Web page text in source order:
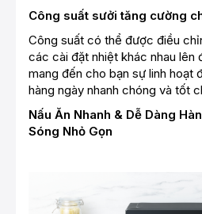
Công suất sưởi tăng cường
Công suất có thể được điều
các cài đặt nhiệt khác nhau lên
mang đến cho bạn sự linh hoạt
hàng ngày nhanh chóng và tốt
Nấu Ăn Nhanh & Dễ Dàng
Sóng Nhỏ Gọn